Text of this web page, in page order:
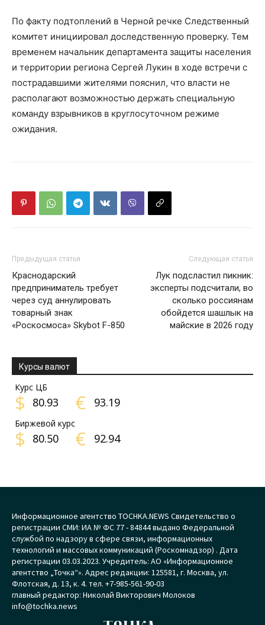
По факту подтоплений в Черной речке Следственный
комитет инициировал доследственную проверку. Тем
временем начальник департамента защиты населения
и территории региона Сергей Лукин в ходе встречи с
пострадавшими жителями пояснил, что власти не
располагают возможностью держать специальную
команду взрывников в круглосуточном режиме
ожидания.
Предыдущая статья
Краснодарский
предприниматель требует
через суд аннулировать
товарный знак
«Роскосмоса» Skybot F-850
Следующая статья
Лук подсластил пикник:
эксперты подсчитали, во
сколько россиянам
обойдется шашлык на
майские в 2026 году
Курсы валют
Курс ЦБ
$ 80.93 € 93.19
Биржевой курс
$ 80.50 € 92.94
Информационное агентство TOCHKA.NEWS Свидетельство о
регистрации СМИ: ИА № ФС 77 - 84844 выдано Федеральной
службой по надзору в сфере связи, информационных
технологий и массовых коммуникаций (Роскомнадзор) . Дата
регистрации 03.03.2023. Учредитель: АО «Информационное
агентство „Точка“». Адрес редакции: 125581, г. Москва, ул.
Флотская, д. 13, к. 4. тел. +7-985-561-90-03
главный редактор: Николай Викторович Молоков
info@tochka.news